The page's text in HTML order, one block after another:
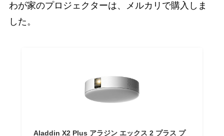
わが家のプロジェクターは、メルカリで購入しま
した。
Aladdin X2 Plus アラジン エックス 2 プラス プ